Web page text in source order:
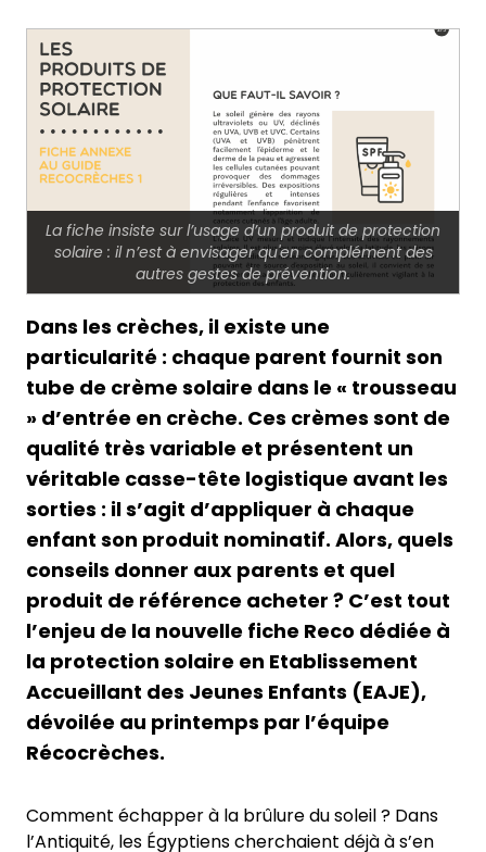
La fiche insiste sur l’usage d’un produit de protection
solaire : il n’est à envisager qu'en complément des
autres gestes de prévention.
Dans les crèches, il existe une
particularité : chaque parent fournit son
tube de crème solaire dans le « trousseau
» d’entrée en crèche. Ces crèmes sont de
qualité très variable et présentent un
véritable casse-tête logistique avant les
sorties : il s’agit d’appliquer à chaque
enfant son produit nominatif. Alors, quels
conseils donner aux parents et quel
produit de référence acheter ? C’est tout
l’enjeu de la nouvelle fiche Reco dédiée à
la protection solaire en Etablissement
Accueillant des Jeunes Enfants (EAJE),
dévoilée au printemps par l’équipe
Récocrèches.
Comment échapper à la brûlure du soleil ? Dans
l’Antiquité, les Égyptiens cherchaient déjà à s’en